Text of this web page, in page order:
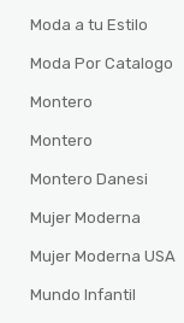
Moda a tu Estilo
Moda Por Catalogo
Montero
Montero
Montero Danesi
Mujer Moderna
Mujer Moderna USA
Mundo Infantil